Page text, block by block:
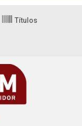
Títulos